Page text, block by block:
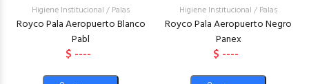
Higiene Institucional / Palas
Royco Pala Aeropuerto Blanco
Pabl
$ ----
Higiene Institucional / Palas
Royco Pala Aeropuerto Negro
Panex
$ ----